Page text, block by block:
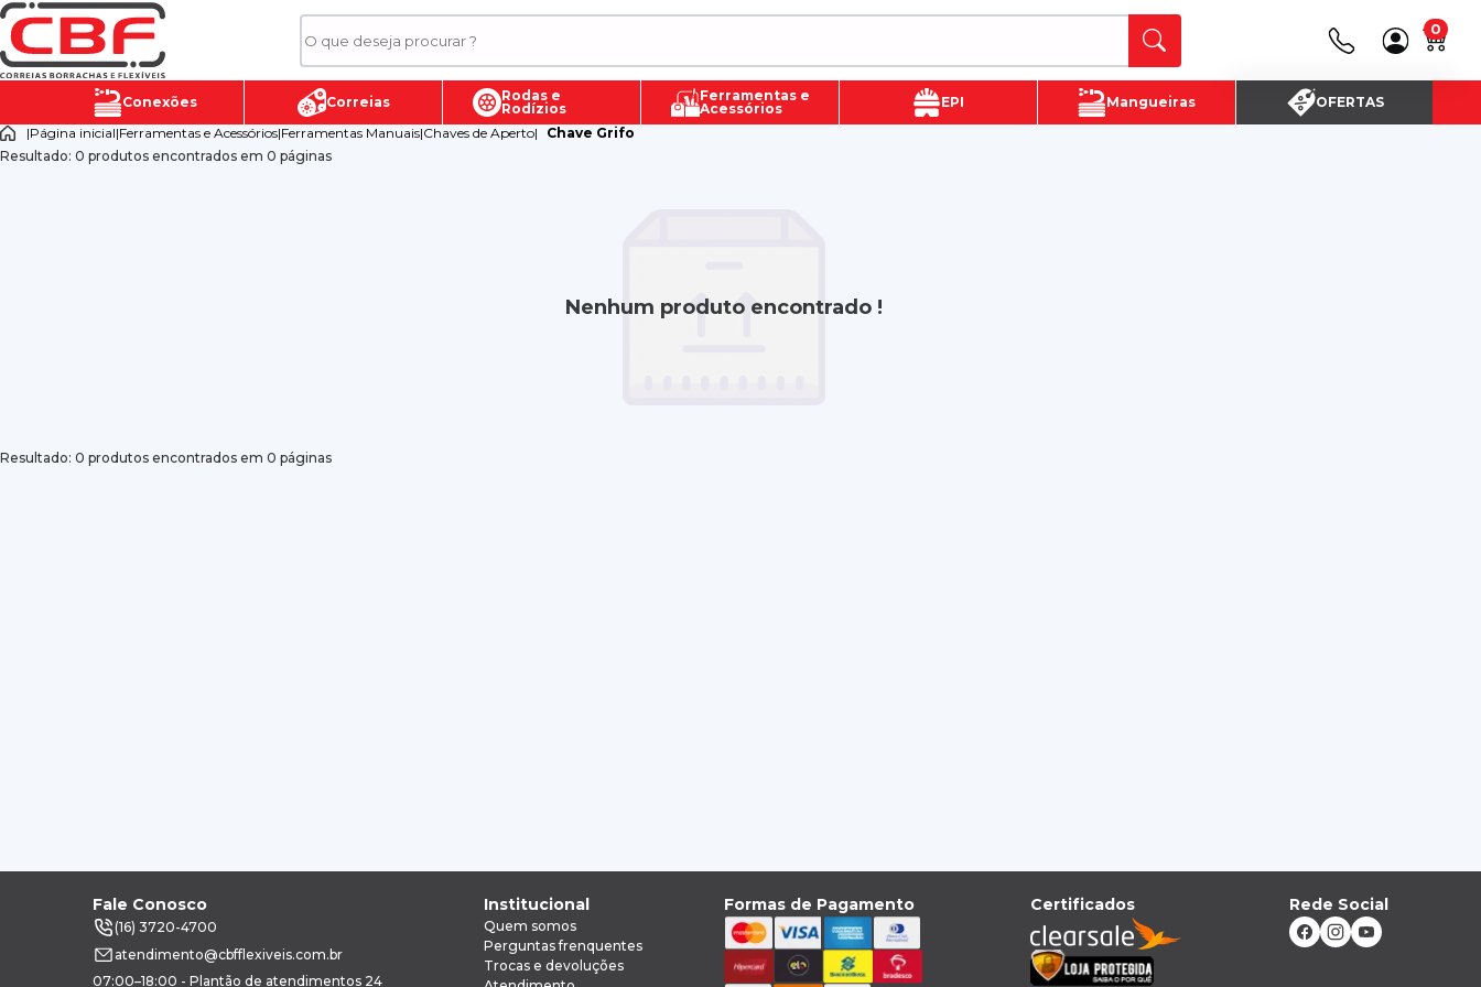
Canais de Atendimento
(16) 3720 - 4700
0
Conexões Correias
Rodas e
Rodízios
Ferramentas e
Acessórios
EPI Mangueiras
OFERTAS
|Página inicial|Ferramentas e Acessórios|Ferramentas Manuais|Chaves de Aperto|
Chave Grifo
Resultado: 0 produtos encontrados em 0 páginas
Nenhum produto encontrado !
Resultado: 0 produtos encontrados em 0 páginas
Fale Conosco
(16) 3720-4700
atendimento@cbfflexiveis.com.br
07:00–18:00 - Plantão de atendimentos 24
Institucional
Quem somos
Perguntas frenquentes
Trocas e devoluções
Formas de Pagamento Certificados Rede Social